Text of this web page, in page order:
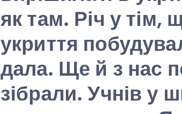
як там. Річ у тім,
укриття
дала. Ще й з нас
зібрали. Учнів у